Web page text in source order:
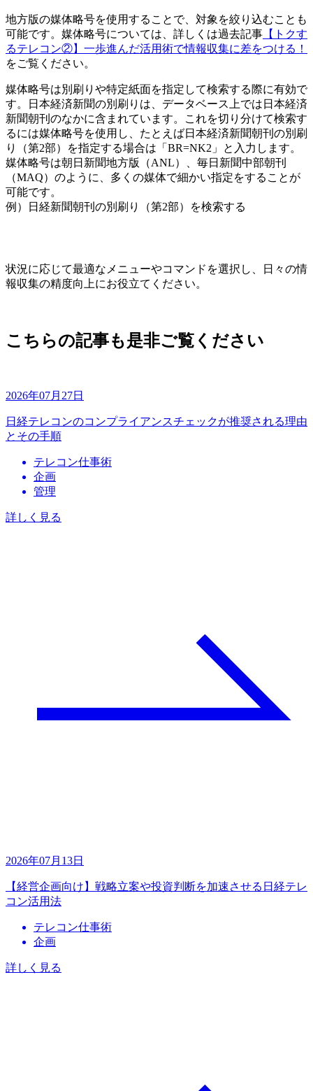
地方版の媒体略号を使用することで、対象を絞り込むことも
可能です。媒体略号については、詳しくは過去記事 【トクす
るテレコン②】一歩進んだ活用術で情報収集に差をつける！
をご覧ください。
媒体略号は別刷りや特定紙面を指定して検索する際に有効で
す。日本経済新聞の別刷りは、データベース上では日本経済
新聞朝刊のなかに含まれています。これを切り分けて検索す
るには媒体略号を使用し、たとえば日本経済新聞朝刊の別刷
り（第2部）を指定する場合は「BR=NK2」と入力します。
媒体略号は朝日新聞地方版（ANL）、毎日新聞中部朝刊
（MAQ）のように、多くの媒体で細かい指定をすることが
可能です。
例）日経新聞朝刊の別刷り（第2部）を検索する
状況に応じて最適なメニューやコマンドを選択し、日々の情
報収集の精度向上にお役立てください。
こちらの記事も是非ご覧ください
2026年07月27日
日経テレコンのコンプライアンスチェックが推奨される理由
とその手順
テレコン仕事術
企画
管理
詳しく見る
2026年07月13日
【経営企画向け】戦略立案や投資判断を加速させる日経テレ
コン活用法
テレコン仕事術
企画
詳しく見る